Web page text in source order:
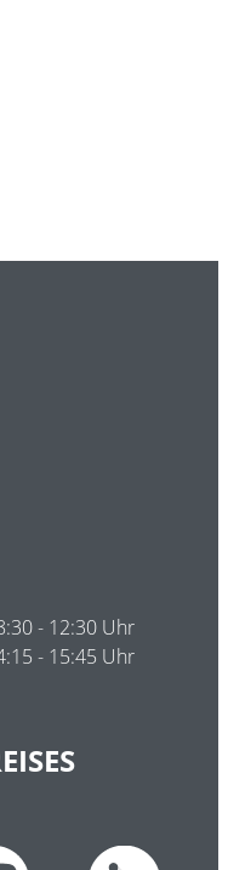
- 12:30 Uhr
- 15:45 Uhr